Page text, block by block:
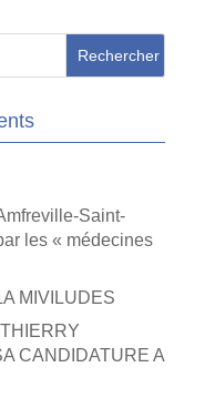
Saint-
les « médecines
MIVILUDES
CANDIDATURE A